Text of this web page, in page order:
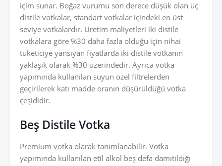
içim sunar. Boğaz vurumu son derece düşük olan üç
distile votkalar, standart votkalar içindeki en üst
seviye votkalardır. Üretim maliyetleri iki distile
votkalara göre %30 daha fazla olduğu için nihai
tüketiciye yansıyan fiyatlarda iki distile votkanın
yaklaşık olarak %30 üzerindedir. Ayrıca votka
yapımında kullanılan suyun özel filtrelerden
geçirilerek katı madde oranın düşürüldüğü votka
çeşididir.
Beş Distile Votka
Premium votka olarak tanımlanabilir. Votka
yapımında kullanılan etil alkol beş defa damıtıldığı